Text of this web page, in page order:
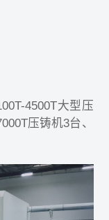
4500T大型压
压铸机3台、